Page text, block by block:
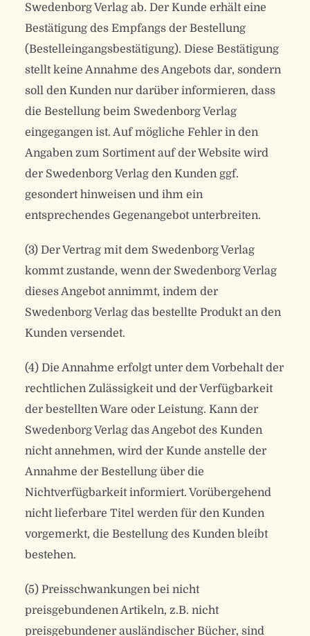
Swedenborg Verlag ab. Der Kunde erhält eine
Bestätigung des Empfangs der Bestellung
(Bestelleingangsbestätigung). Diese Bestätigung
stellt keine Annahme des Angebots dar, sondern
soll den Kunden nur darüber informieren, dass
die Bestellung beim Swedenborg Verlag
eingegangen ist. Auf mögliche Fehler in den
Angaben zum Sortiment auf der Website wird
der Swedenborg Verlag den Kunden ggf.
gesondert hinweisen und ihm ein
entsprechendes Gegenangebot unterbreiten.
(3) Der Vertrag mit dem Swedenborg Verlag
kommt zustande, wenn der Swedenborg Verlag
dieses Angebot annimmt, indem der
Swedenborg Verlag das bestellte Produkt an den
Kunden versendet.
(4) Die Annahme erfolgt unter dem Vorbehalt der
rechtlichen Zulässigkeit und der Verfügbarkeit
der bestellten Ware oder Leistung. Kann der
Swedenborg Verlag das Angebot des Kunden
nicht annehmen, wird der Kunde anstelle der
Annahme der Bestellung über die
Nichtverfügbarkeit informiert. Vorübergehend
nicht lieferbare Titel werden für den Kunden
vorgemerkt, die Bestellung des Kunden bleibt
bestehen.
(5) Preisschwankungen bei nicht
preisgebundenen Artikeln, z.B. nicht
preisgebundener ausländischer Bücher, sind